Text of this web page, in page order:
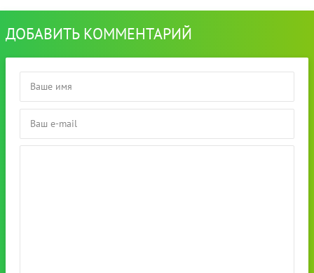
ДОБАВИТЬ КОММЕНТАРИЙ